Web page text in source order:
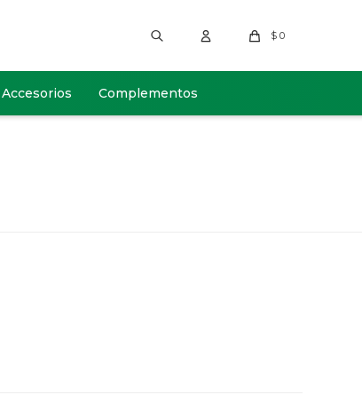
Accesorios Complementos
$ 0